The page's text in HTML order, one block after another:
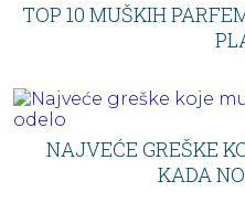
TOP 10 MUŠKIH
NAJVEĆE GREŠKE
KADA